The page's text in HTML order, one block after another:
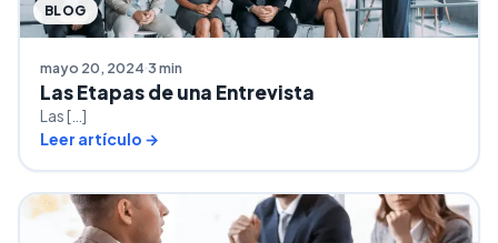
BLOG
mayo 20, 2024 3 min
Las Etapas de una Entrevista
Las […]
Leer artículo →